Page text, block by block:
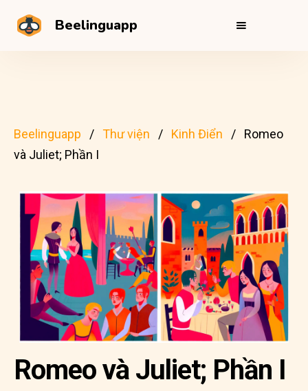
Beelinguapp
Beelinguapp Thư viện Kinh Điển
Romeo
và Juliet; Phần I
Romeo và Juliet; Phần I